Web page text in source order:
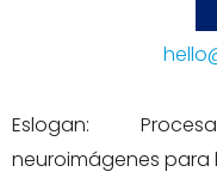
Eslogan:
neuroimágenes para